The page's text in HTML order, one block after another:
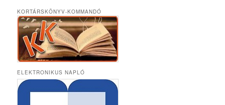
KORTÁRSKÖNYV-KOMMANDÓ
ELEKTRONIKUS NAPLÓ